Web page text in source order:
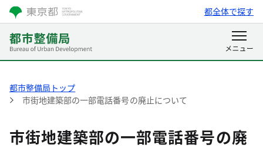
都全体で探す
都市整備局トップ
市街地建築部の一部電話番号の廃止について
市街地建築部の一部電話番号の廃